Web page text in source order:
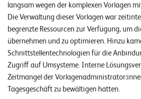
h
e
n
K
langsam wegen der komplexen Vorlagen
Die Verwaltung dieser Vorlagen war
begrenzte Ressourcen zur Verfügung, um
übernehmen und zu optimieren. Hinzu
Schnittstellentechnologien für die
Zugriff auf Umsysteme. Interne
Zeitmangel der
Tagesgeschäft zu bewältigen hatten.